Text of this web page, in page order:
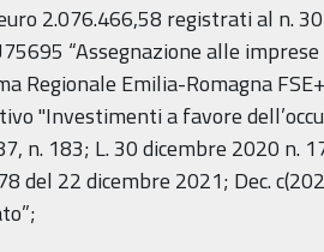
2.076.466,58 registrati al n.
“Assegnazione alle
Regionale Emilia-Romagna
"Investimenti a favore
n. 183; L. 30 dicembre 2020 n.
del 22 dicembre 2021; Dec.